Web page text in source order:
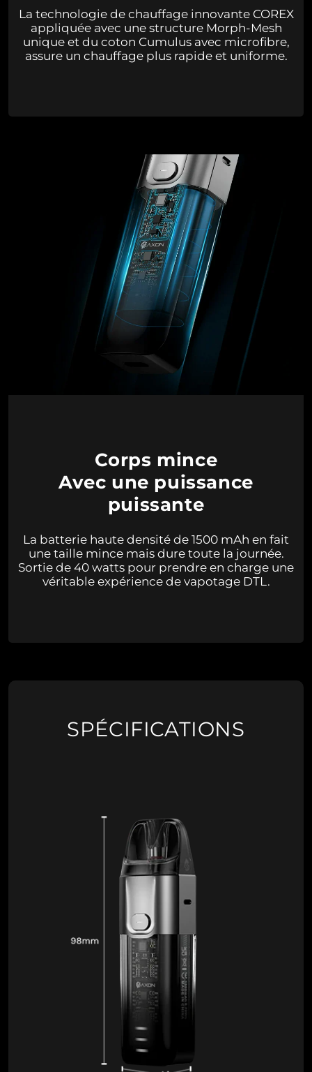
La technologie de chauffage innovante COREX
appliquée avec une structure Morph-Mesh
unique et du coton Cumulus avec microfibre,
assure un chauffage plus rapide et uniforme.
Corps mince
Avec une puissance
puissante
La batterie haute densité de 1500 mAh en fait
une taille mince mais dure toute la journée.
Sortie de 40 watts pour prendre en charge une
véritable expérience de vapotage DTL.
SPÉCIFICATIONS